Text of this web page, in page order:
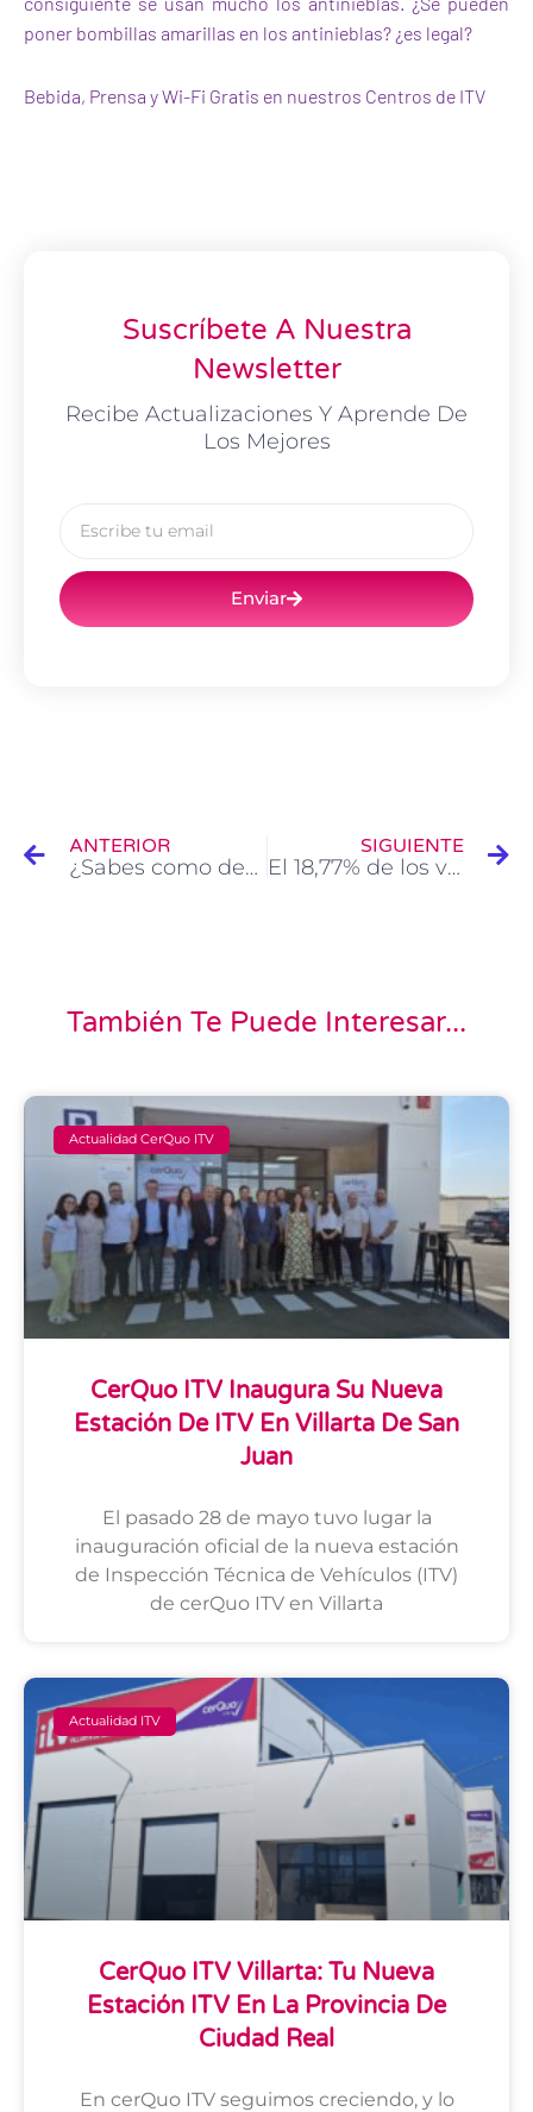
poner bombillas amarillas en los antinieblas? ¿es legal?
Bebida, Prensa y Wi-Fi Gratis en nuestros Centros de ITV
Suscríbete A Nuestra
Newsletter
Recibe Actualizaciones Y Aprende De
Los Mejores
Enviar
ANTERIOR
¿Sabes como debes ir equipado para prevenir accidentes cuando conduces una moto?
SIGUIENTE
El 18,77% de los vehículos inspeccionados en las estaciones de ITV presentaban, al menos, un defecto técnico grave
También Te Puede Interesar...
Actualidad CerQuo ITV
CerQuo ITV Inaugura Su Nueva
Estación De ITV En Villarta De San
Juan
El pasado 28 de mayo tuvo lugar la
inauguración oficial de la nueva estación
de Inspección Técnica de Vehículos (ITV)
de cerQuo ITV en Villarta
Actualidad ITV
CerQuo ITV Villarta: Tu Nueva
Estación ITV En La Provincia De
Ciudad Real
En cerQuo ITV seguimos creciendo, y lo